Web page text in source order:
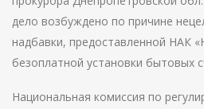
дело возбуждено по причине
надбавки, предоставленной НАК
безоплатной установки бытовых
Национальная комиссия по